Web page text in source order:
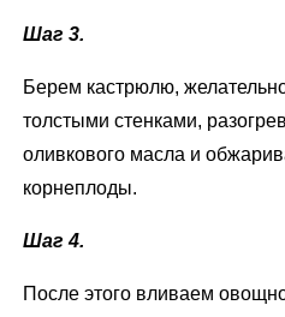
Шаг 3.
Берем кастрюлю,
толстыми стенками,
оливкового масла и
корнеплоды.
Шаг 4.
После этого вливаем